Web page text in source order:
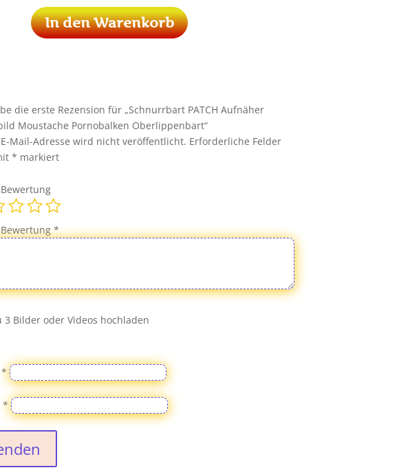
In den Warenkorb
die erste Rezension für „Schnurrbart PATCH Aufnäher
Moustache Pornobalken Oberlippenbart“
Mail-Adresse wird nicht veröffentlicht. Erforderliche Felder
* markiert
*
3 Bilder oder Videos hochladen
*
*